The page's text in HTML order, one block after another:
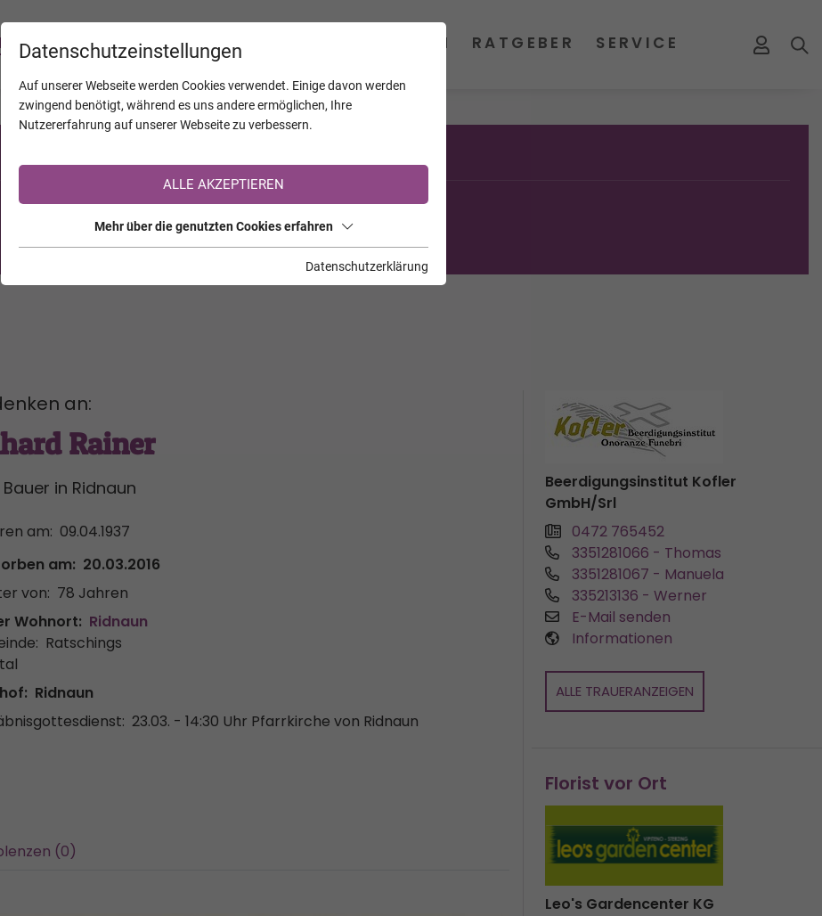
Sie sind noch nicht auf TrauerHilfe.it registriert?
>> zur kostenlosen Registrierung <<
an:
Rainer
in Ridnaun
am: 09.04.1937
am: 20.03.2016
von: 78 Jahren
Wohnort: Ridnaun
Ratschings
Ridnaun
23.03. - 14:30 Uhr Pfarrkirche von Ridnaun
(0)
Beerdigungsinstitut Kofler
GmbH/Srl
0472 765452
3351281066 - Thomas
3351281067 - Manuela
335213136 - Werner
E-Mail senden
Informationen
ALLE TRAUERANZEIGEN
Florist vor Ort
Leo's Gardencenter KG
Datenschutzeinstellungen
Auf unserer Webseite werden Cookies verwendet. Einige davon werden
zwingend benötigt, während es uns andere ermöglichen, Ihre
Nutzererfahrung auf unserer Webseite zu verbessern.
ALLE AKZEPTIEREN
Mehr über die genutzten Cookies erfahren
Datenschutzerklärung
KALENDER JAHRESTAGE UNTERNEHMEN RATGEBER SERVICE